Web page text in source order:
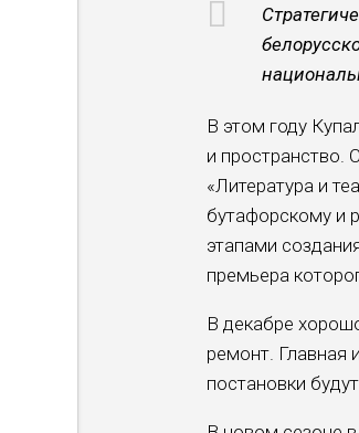
В этом году
и пространство.
«Литература и
бутафорскому и
этапами
премьера
В декабре
ремонт.
постановки